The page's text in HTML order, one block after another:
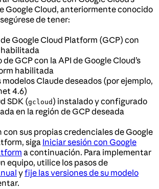
Google Cloud, anteriormente conocido
de tener:
Google Cloud Platform (GCP) con
GCP con la API de Google Cloud’s
habilitada
modelos Claude deseados (por ejemplo,
4.6)
SDK (gcloud ) instalado y configurado
en la región de GCP deseada
con sus propias credenciales de Google
sigaIniciar sesión con Google
a continuación. Para implementar
equipo, utilice los pasos de
yfije las versiones de su modelo